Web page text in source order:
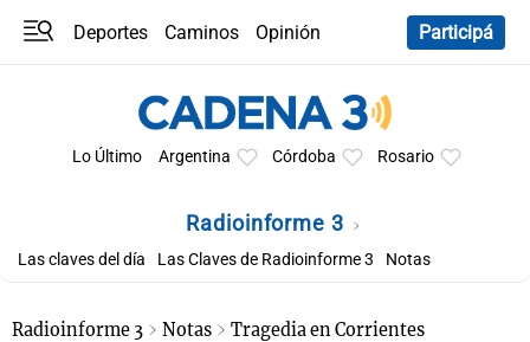
Deportes Caminos
Opinión
Participá
Lo Último Argentina Córdoba Rosario
Radioinforme 3
Las claves del día Las Claves de Radioinforme 3 Notas
Radioinforme 3 Notas Tragedia en Corrientes